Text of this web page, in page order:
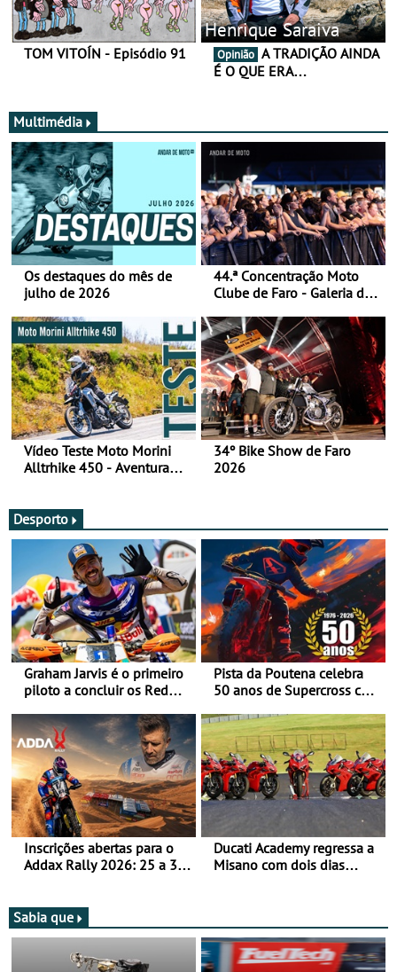
TOM VITOÍN - Episódio 91
Henrique Saraiva
Opinião
É O QUE ERA…
Multimédia
Os destaques do mês de
julho de 2026
44.ª Concentração Moto
Clube de Faro - Galeria de
Vídeo Teste Moto Morini
Alltrhike 450 - Aventura
34º Bike Show de Faro
2026
Desporto
Graham Jarvis é o primeiro
piloto a concluir os Red
moto elétrica
Pista da Poutena celebra
50 anos de Supercross com
de agosto
Inscrições abertas para o
Addax Rally 2026: 25 a 30
Bianchi Prata
Ducati Academy regressa a
Misano com dois dias
Circuit
Sabia que